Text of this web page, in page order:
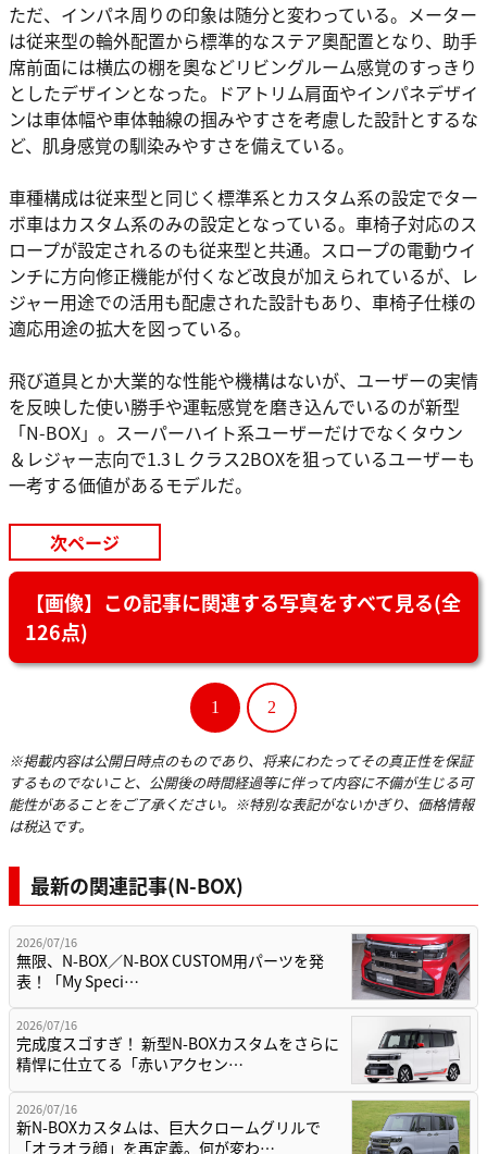
ただ、インパネ周りの印象は随分と変わっている。メーター
は従来型の輪外配置から標準的なステア奧配置となり、助手
席前面には横広の棚を奧などリビングルーム感覚のすっきり
としたデザインとなった。ドアトリム肩面やインパネデザイ
ンは車体幅や車体軸線の掴みやすさを考慮した設計とするな
ど、肌身感覚の馴染みやすさを備えている。
車種構成は従来型と同じく標準系とカスタム系の設定でター
ボ車はカスタム系のみの設定となっている。車椅子対応のス
ロープが設定されるのも従来型と共通。スロープの電動ウイ
ンチに方向修正機能が付くなど改良が加えられているが、レ
ジャー用途での活用も配慮された設計もあり、車椅子仕様の
適応用途の拡大を図っている。
飛び道具とか大業的な性能や機構はないが、ユーザーの実情
を反映した使い勝手や運転感覚を磨き込んでいるのが新型
「N-BOX」。スーパーハイト系ユーザーだけでなくタウン
＆レジャー志向で1.3Ｌクラス2BOXを狙っているユーザーも
一考する価値があるモデルだ。
次ページ
【画像】この記事に関連する写真をすべて見る(全
126点)
1 2
※掲載内容は公開日時点のものであり、将来にわたってその真正性を保証
するものでないこと、公開後の時間経過等に伴って内容に不備が生じる可
能性があることをご了承ください。※特別な表記がないかぎり、価格情報
は税込です。
最新の関連記事(N-BOX)
2026/07/16
無限、N-BOX／N-BOX CUSTOM用パーツを発
表！「My Speci…
2026/07/16
完成度スゴすぎ！ 新型N-BOXカスタムをさらに
精悍に仕立てる「赤いアクセン…
2026/07/16
新N-BOXカスタムは、巨大クロームグリルで
「オラオラ顔」を再定義。何が変わ…